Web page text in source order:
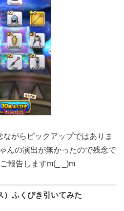
がらピックアップではありま
んの演出が無かったので残念で
報告しますm(_ _)m
）ふくびき引いてみた